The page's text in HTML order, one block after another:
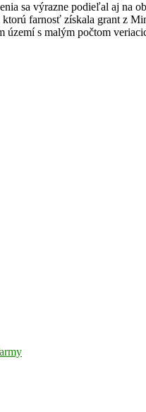
sa výrazne podieľal aj na
farnosť získala grant z
s malým počtom